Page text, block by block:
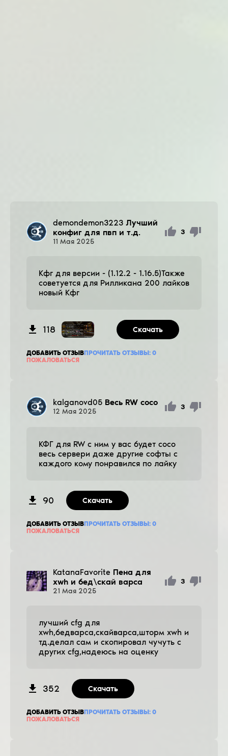
demondemon3223 Лучший
конфиг для пвп и т.д.
11 Мая 2025
3
Кфг для версии - (1.12.2 - 1.16.5)Также
советуется для Рилликана 200 лайков
новый Кфг
118 Скачать
ДОБАВИТЬ ОТЗЫВПРОЧИТАТЬ ОТЗЫВЫ: 0
ПОЖАЛОВАТЬСЯ
kalganovd05 Весь RW сосо
12 Мая 2025
3
КФГ для RW с ним у вас будет сосо
весь сервери даже другие софты с
каждого кому понравился по лайку
90 Скачать
ДОБАВИТЬ ОТЗЫВПРОЧИТАТЬ ОТЗЫВЫ: 0
ПОЖАЛОВАТЬСЯ
KatanaFavorite Пена для
хwh и бед\скай варса
21 Мая 2025
3
лучший cfg для
хwh,бедварса,скайварса,шторм хwh и
тд.делал сам и скопировал чучуть с
других cfg,надеюсь на оценку
352 Скачать
ДОБАВИТЬ ОТЗЫВПРОЧИТАТЬ ОТЗЫВЫ: 0
ПОЖАЛОВАТЬСЯ